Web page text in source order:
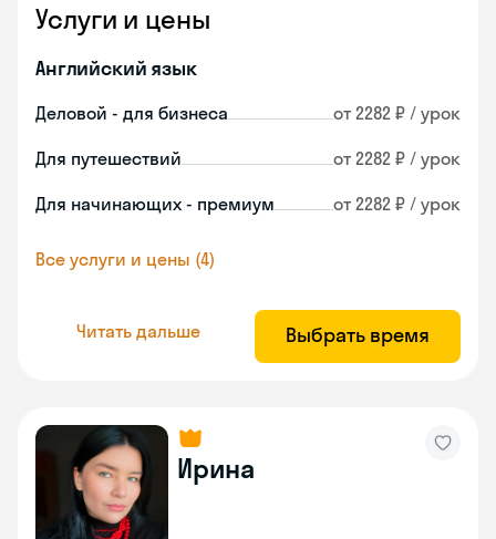
Услуги и цены
Английский язык
Деловой - для бизнеса от 2282 ₽ / урок
Для путешествий от 2282 ₽ / урок
Для начинающих - премиум от 2282 ₽ / урок
Все услуги и цены (4)
Читать дальше Выбрать время
Ирина